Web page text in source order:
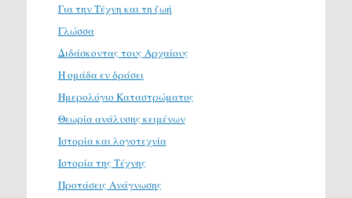
Για την Τέχνη και τη ζωή
Γλώσσα
Διδάσκοντας τους Αρχαίους
Η ομάδα εν δράσει
Ημερολόγιο Καταστρώματος
Θεωρία ανάλυσης κειμένων
Ιστορία και λογοτεχνία
Ιστορία της Τέχνης
Προτάσεις Ανάγνωσης